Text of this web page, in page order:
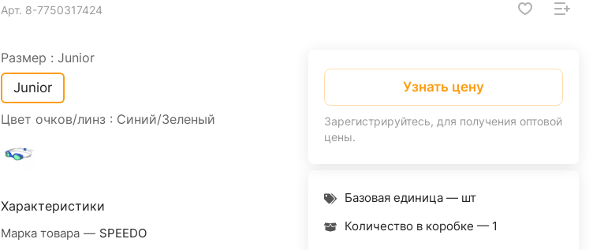
Арт. 8-7750317424
Размер : Junior
Junior
Цвет очков/линз : Синий/Зеленый
Характеристики
Марка товара — SPEEDO
Узнать цену
Зарегистрируйтесь, для получения оптовой
цены.
Базовая единица — шт
Количество в коробке — 1